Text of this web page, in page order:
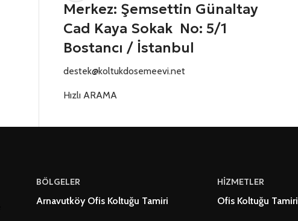
Merkez: Şemsettin Günaltay
Cad Kaya Sokak No: 5/1
Bostancı / İstanbul
destek@koltukdosemeevi.net
Hızlı ARAMA
BÖLGELER
Arnavutköy Ofis Koltuğu Tamiri
HİZMETLER
Ofis Koltuğu Tamiri